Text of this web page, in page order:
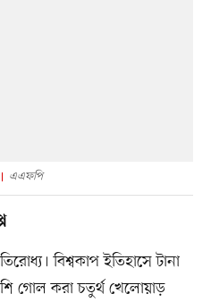
এএফপি
বিশ্বকাপ ইতিহাসে টানা
গোল করা চতুর্থ খেলোয়াড়